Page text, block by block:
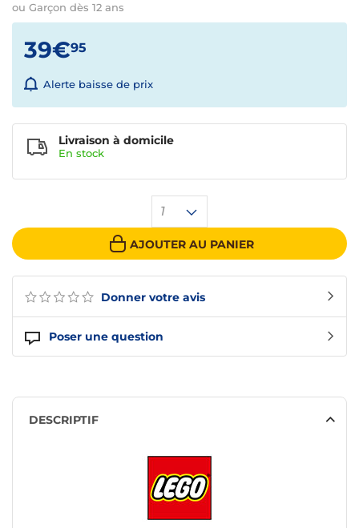
ou Garçon dès 12 ans
Donner votre avis
Poser une question
39€95
Alerte baisse de prix
1
AJOUTER AU PANIER
Livraison à domicile
En stock
DESCRIPTIF